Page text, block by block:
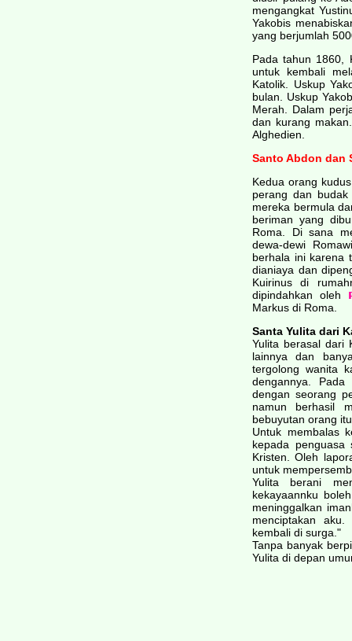
mengangkat
Yakobis
yang berjumlah
Pada tahun 1860,
untuk kembali
Katolik. Uskup
bulan. Uskup
Merah. Dalam
dan kurang
Alghedien.
Santo Abdon dan
Kedua orang
perang dan
mereka bermula
beriman yang
Roma. Di sana
dewa-dewi
berhala ini karena
dianiaya dan
Kuirinus di
dipindahkan oleh
Markus di Roma.
Santa Yulita dari
Yulita berasal dari
lainnya dan
tergolong wanita
dengannya.
dengan seorang
namun berhasil
bebuyutan orang
Untuk membalas
kepada penguasa
Kristen. Oleh
untuk
Yulita berani
kekayaannku
meninggalkan
menciptakan
kembali di surga."
Tanpa banyak
Yulita di depan